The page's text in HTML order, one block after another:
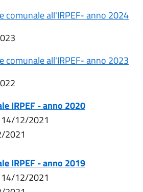
comunale all'IRPEF- anno 2024
comunale all'IRPEF- anno 2023
IRPEF - anno 2020
14/12/2021
2021
IRPEF - anno 2019
14/12/2021